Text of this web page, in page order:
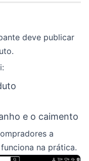
deve publicar
e o caimento
a
na prática.